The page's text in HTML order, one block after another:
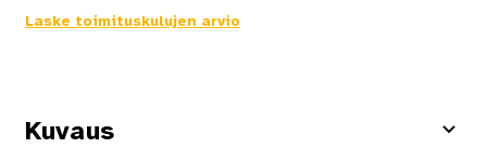
Laske toimituskulujen arvio
Kuvaus